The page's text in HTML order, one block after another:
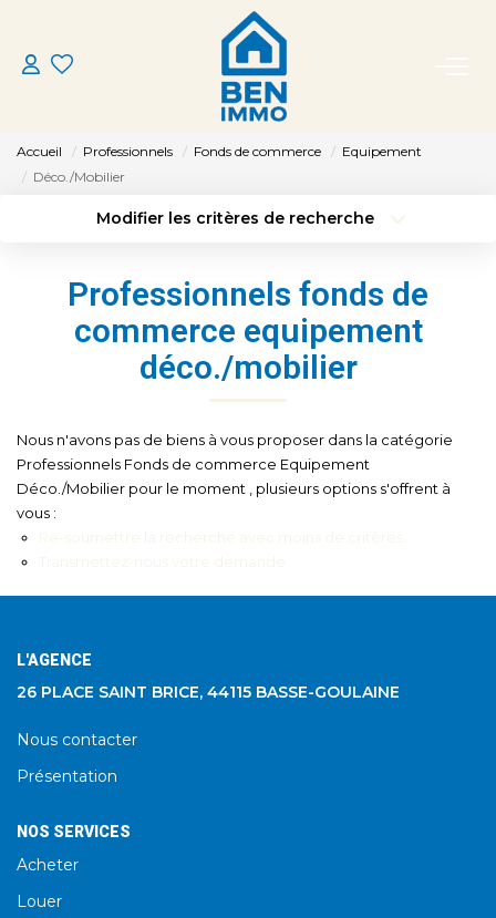
ACHETER
MON AGENCE
CONTACT
Accueil Professionnels Fonds de commerce
Equipement
Déco./Mobilier
Modifier les critères de recherche
Sélectionnez...
Type de bien
Surface min
Plus de critères
Professionnels fonds de
commerce equipement
déco./mobilier
Nous n'avons pas de biens à vous proposer dans la catégorie
Professionnels Fonds de commerce Equipement
Déco./Mobilier pour le moment , plusieurs options s'offrent à
vous :
L'AGENCE
26 PLACE SAINT BRICE, 44115 BASSE-GOULAINE
Nous contacter
Présentation
NOS SERVICES
Acheter
Louer